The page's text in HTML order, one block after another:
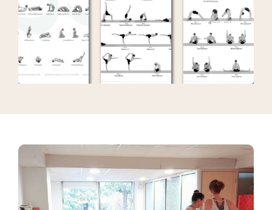
Ver más
Ver más Ver más